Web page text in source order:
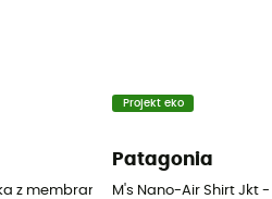
z membraną meska
Projekt eko
Patagonia
M's Nano-Air Shirt Jkt